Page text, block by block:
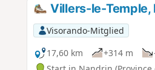
Villers-le-Temple,
Visorando-Mitglied
17,60 km
+314 m